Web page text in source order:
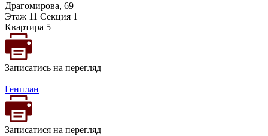
Драгомирова, 69
Этаж 11 Секция 1
Квартира 5
Записатись на перегляд
Генплан
Записатися на перегляд